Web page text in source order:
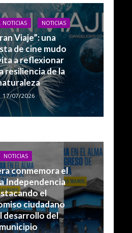
NOTICIAS NOTICIAS
Viaje”: una
de cine mudo
a reflexionar
resiliencia de la
17/07/2026
NOTICIAS
conmemora el
Independencia
el
ciudadano
desarrollo del